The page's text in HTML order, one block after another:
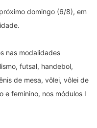
domingo (6/8), em
nas modalidades
futsal, handebol,
de mesa, vôlei, vôlei de
e feminino, nos módulos I